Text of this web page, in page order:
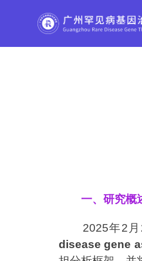
一、研究概
2025年2
disease gene